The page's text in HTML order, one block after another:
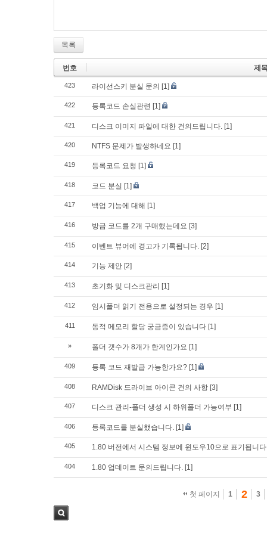
목록
번호 제
423 라이선스키 분실 문의 [1]
422 등록코드 손실관련 [1]
421 디스크 이미지 파일에 대한 건의드립니다. [1]
420 NTFS 문제가 발생하네요 [1]
419 등록코드 요청 [1]
418 코드 분실 [1]
417 백업 기능에 대해 [1]
416 방금 코드를 2개 구매했는데요 [3]
415 이벤트 뷰어에 경고가 기록됩니다. [2]
414 기능 제안 [2]
413 초기화 및 디스크관리 [1]
412 임시폴더 읽기 전용으로 설정되는 경우 [1]
411 동적 메모리 할당 궁금증이 있습니다 [1]
» 폴더 갯수가 8개가 한계인가요 [1]
409 등록 코드 재발급 가능한가요? [1]
408 RAMDisk 드라이브 아이콘 건의 사항 [3]
407 디스크 관리-폴더 생성 시 하위폴더 가능여부 [1]
406 등록코드를 분실했습니다. [1]
405 1.80 버전에서 시스템 정보에 윈도우10으로 표기됩니
404 1.80 업데이트 문의드립니다. [1]
첫 페이지 1 2 3